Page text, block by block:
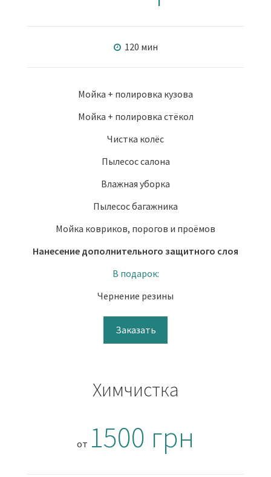
120 мин
Мойка + полировка кузова
Мойка + полировка стёкол
Чистка колёс
Пылесос салона
Влажная уборка
Пылесос багажника
Мойка ковриков, порогов и проёмов
Нанесение дополнительного защитного слоя
В подарок:
Чернение резины
Заказать
Химчистка
от 1500 грн